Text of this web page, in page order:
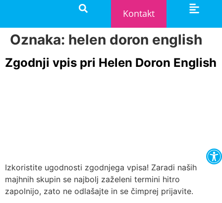
Kontakt
Oznaka: helen doron english
Zgodnji vpis pri Helen Doron English
Izkoristite ugodnosti zgodnjega vpisa! Zaradi naših
majhnih skupin se najbolj zaželeni termini hitro
zapolnijo, zato ne odlašajte in se čimprej prijavite.